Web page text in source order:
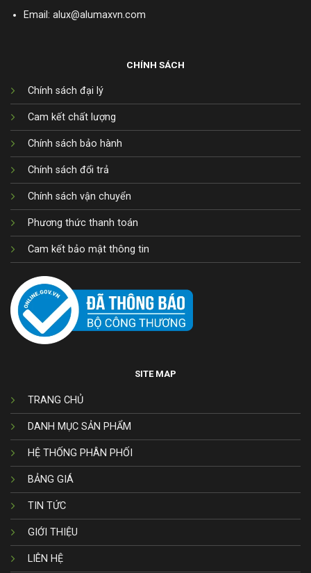
Email: alux@alumaxvn.com
CHÍNH SÁCH
Chính sách đại lý
Cam kết chất lượng
Chính sách bảo hành
Chính sách đổi trả
Chính sách vận chuyển
Phương thức thanh toán
Cam kết bảo mật thông tin
SITE MAP
TRANG CHỦ
DANH MỤC SẢN PHẨM
HỆ THỐNG PHÂN PHỐI
BẢNG GIÁ
TIN TỨC
GIỚI THIỆU
LIÊN HỆ